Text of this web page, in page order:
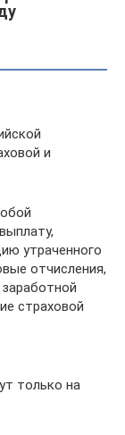
и
утраченного
отчисления,
страховой
только на